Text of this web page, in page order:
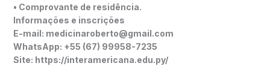
• Comprovante de residência.
Informações e inscrições
E-mail: medicinaroberto@gmail.com
WhatsApp: +55 (67) 99958-7235
Site: https://interamericana.edu.py/